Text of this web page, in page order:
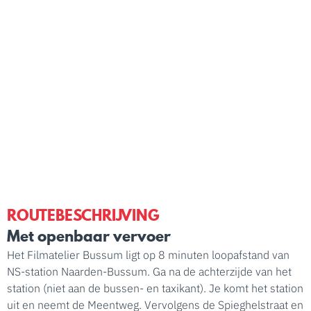
ROUTEBESCHRIJVING
Met openbaar vervoer
Het Filmatelier Bussum ligt op 8 minuten loopafstand van
NS-station Naarden-Bussum. Ga na de achterzijde van het
station (niet aan de bussen- en taxikant). Je komt het station
uit en neemt de Meentweg. Vervolgens de Spieghelstraat en